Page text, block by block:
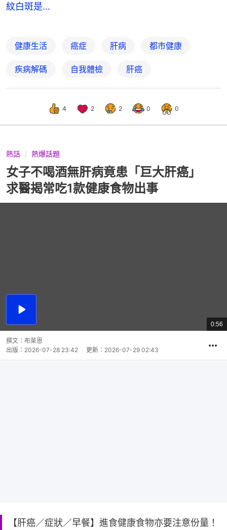
紋白斑是...
健康生活 癌症 肝病 都市健康
疾病解碼 自我體檢 肝癌
4 2 2 0 0
熱話 熱爆話題
女子不喝酒無肝病竟患「巨大肝癌」
求醫揭常吃1款健康食物出事
播
總
共
0:56
撰文： 布萊恩
出版： 2026-07-28 23:42 更新： 2026-07-29 02:43
【肝癌／症狀／早餐】進食健康食物亦要注意份量！